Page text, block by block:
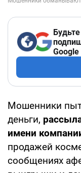
Google
Мошенники
деньги,
имени
продажей
сообщениях